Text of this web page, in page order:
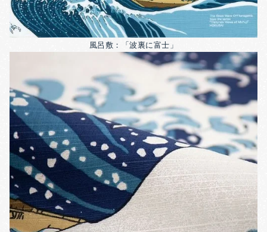
風呂敷：「波裏に富士」